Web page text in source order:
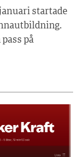
startade
på